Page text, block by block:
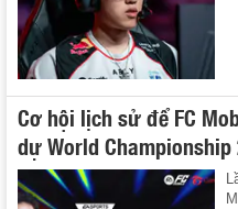
Cơ hội lịch sử để FC
dự World Championship